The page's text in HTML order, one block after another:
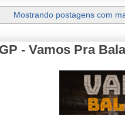
Mostrando postagens com
- Vamos Pra